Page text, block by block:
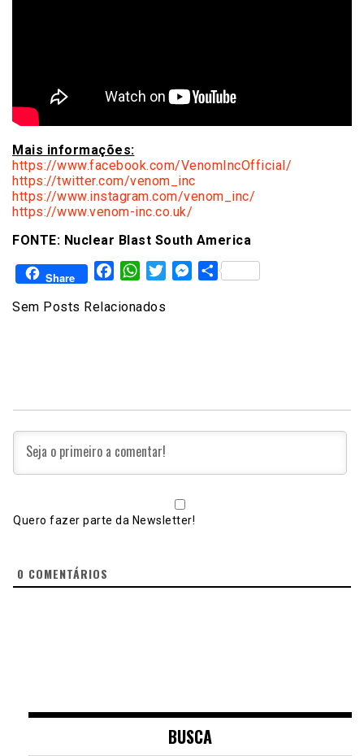
Mais informações:
https://www.facebook.com/VenomIncOfficial/
https://twitter.com/venom_inc
https://www.instagram.com/venom_inc/
https://www.venom-inc.co.uk/
FONTE: Nuclear Blast South America
Share FacebookWhatsAppTwitterMessenger
Share
Sem Posts Relacionados
Quero fazer parte da Newsletter!
0 COMENTÁRIOS
BUSCA